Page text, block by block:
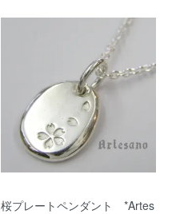
桜プレートペンダント *Artes